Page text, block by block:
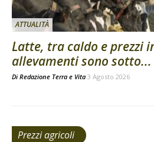
ATTUALITÀ
Latte, tra caldo e prezzi
allevamenti sono sotto...
Di Redazione Terra e Vita 3 Agosto 2026
Prezzi agricoli